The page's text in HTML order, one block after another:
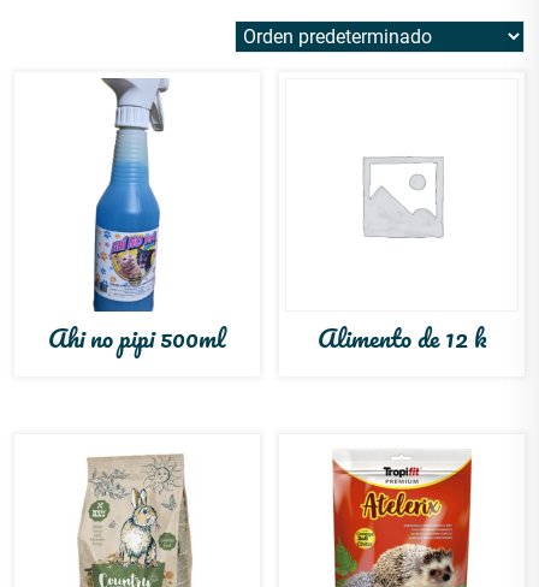
Ahi no pipi 500ml Alimento de 12 k